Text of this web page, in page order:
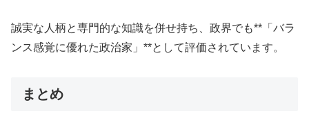
誠実な人柄と専門的な知識を併せ持ち、政界でも**「バラ
ンス感覚に優れた政治家」**として評価されています。
まとめ